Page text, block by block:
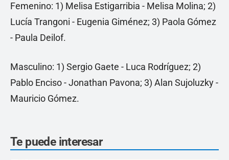
Femenino: 1) Melisa Estigarribia - Melisa Molina; 2)
Lucía Trangoni - Eugenia Giménez; 3) Paola Gómez
- Paula Deilof.
Masculino: 1) Sergio Gaete - Luca Rodríguez; 2)
Pablo Enciso - Jonathan Pavona; 3) Alan Sujoluzky -
Mauricio Gómez.
Te puede interesar